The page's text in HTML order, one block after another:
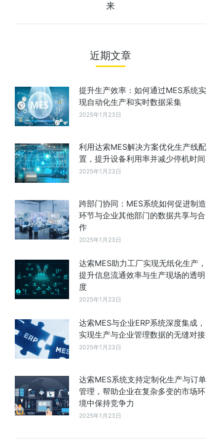
来
近期文章
提升生产效率：如何通过MES系统实
现自动化生产和实时数据采集
2025年1月23日
利用达索MES解决方案优化生产线配
置，提升设备利用率并减少停机时间
2025年1月23日
跨部门协同：MES系统如何促进制造
环节与企业其他部门的数据共享与合
作
2025年1月23日
达索MES助力工厂实现无纸化生产，
提升信息流通效率与生产现场的透明
度
2025年1月23日
达索MES与企业ERP系统深度集成，
实现生产与企业管理数据的无缝对接
2025年1月23日
达索MES系统支持定制化生产与订单
管理，帮助企业在复杂多变的市场环
境中保持竞争力
2025年1月23日